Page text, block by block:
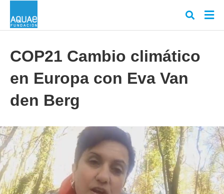
COP21 Cambio climático
en Europa con Eva Van
den Berg